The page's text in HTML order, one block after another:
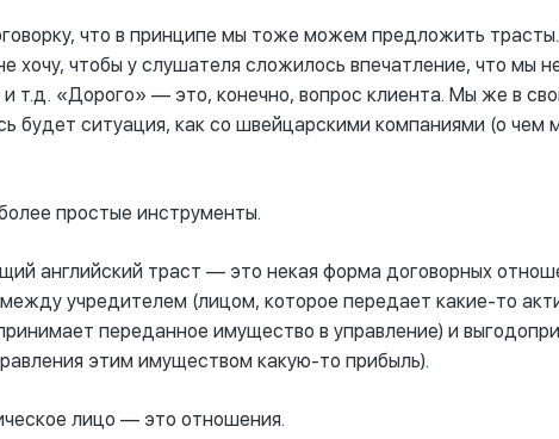
что в принципе мы тоже можем предложить
хочу, чтобы у слушателя сложилось впечатление, что мы
т.д. «Дорого» –– это, конечно, вопрос клиента. Мы же в
будет ситуация, как со швейцарскими компаниями (о чем
простые инструменты.
английский траст –– это некая форма договорных
учредителем (лицом, которое передает какие-то
переданное имущество в управление) и
этим имуществом какую-то прибыль).
лицо –– это отношения.